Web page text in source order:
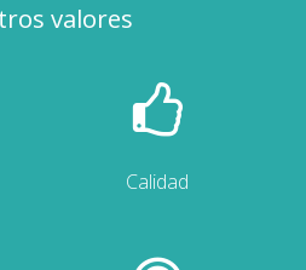
valores
Calidad